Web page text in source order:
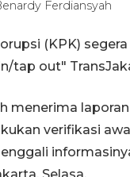
Ferdiansyah
(KPK)
tap out"
menerima
verifikasi
Selasa.